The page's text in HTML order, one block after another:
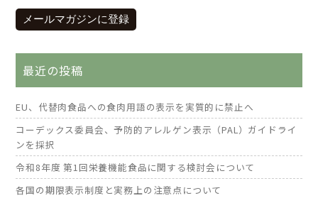
メールマガジンに登録
最近の投稿
EU、代替肉食品への食肉用語の表示を実質的に禁止へ
コーデックス委員会、予防的アレルゲン表示（PAL）ガイドライ
ンを採択
令和8年度 第1回栄養機能食品に関する検討会について
各国の期限表示制度と実務上の注意点について